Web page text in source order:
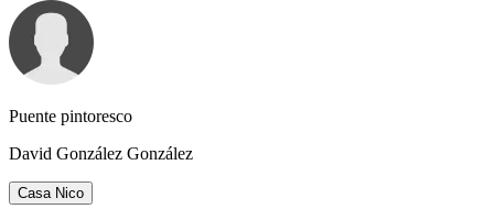
Puente pintoresco
David González González
Casa Nico